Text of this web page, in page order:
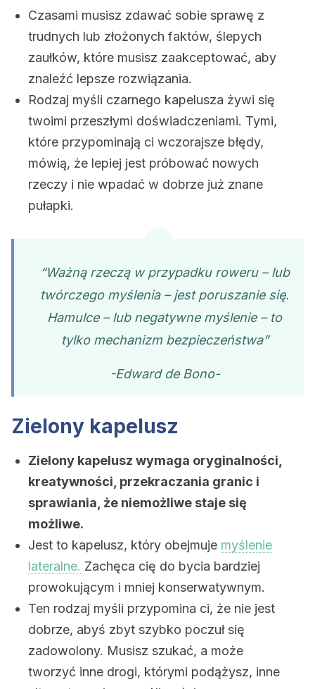
Czasami musisz zdawać sobie sprawę z
trudnych lub złożonych faktów, ślepych
zaułków, które musisz zaakceptować, aby
znaleźć lepsze rozwiązania.
Rodzaj myśli czarnego kapelusza żywi się
twoimi przeszłymi doświadczeniami. Tymi,
które przypominają ci wczorajsze błędy,
mówią, że lepiej jest próbować nowych
rzeczy i nie wpadać w dobrze już znane
pułapki.
“Ważną rzeczą w przypadku roweru – lub
twórczego myślenia – jest poruszanie się.
Hamulce – lub negatywne myślenie – to
tylko mechanizm bezpieczeństwa”
-Edward de Bono-
Zielony kapelusz
Zielony kapelusz wymaga oryginalności,
kreatywności, przekraczania granic i
sprawiania, że niemożliwe staje się
możliwe.
Jest to kapelusz, który obejmuje myślenie
lateralne. Zachęca cię do bycia bardziej
prowokującym i mniej konserwatywnym.
Ten rodzaj myśli przypomina ci, że nie jest
dobrze, abyś zbyt szybko poczuł się
zadowolony. Musisz szukać, a może
tworzyć inne drogi, którymi podążysz, inne